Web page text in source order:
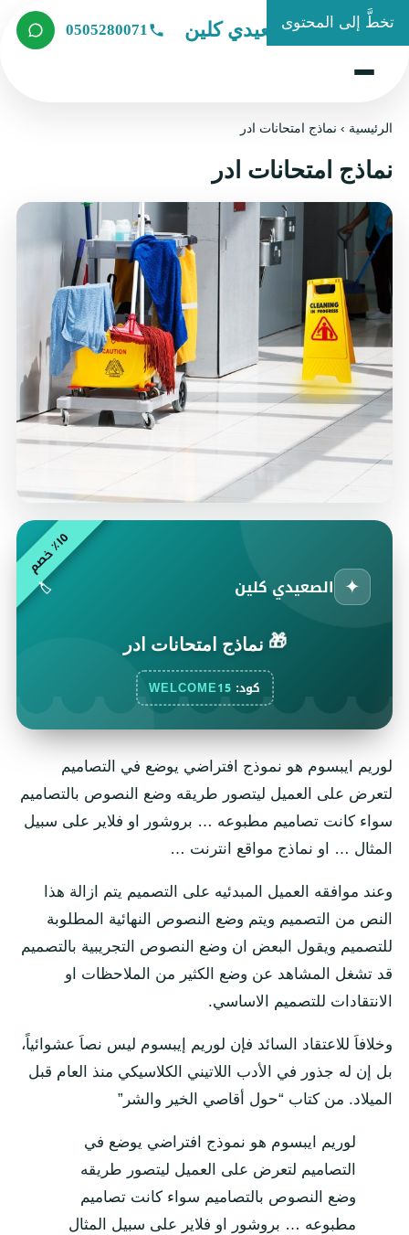
تخطَّ إلى المحتوى
شركة الصعيدي كلين 0505280071
الرئيسية ›نماذج امتحانات ادر
نماذج امتحانات ادر
١
٥
٪
خ
ص
م
✦ الصعيدي كلين 🏷️
🎁 نماذج امتحانات ادر
كود: WELCOME15
لوريم ايبسوم هو نموذج افتراضي يوضع في التصاميم
لتعرض على العميل ليتصور طريقه وضع النصوص بالتصاميم
سواء كانت تصاميم مطبوعه … بروشور او فلاير على سبيل
المثال … او نماذج مواقع انترنت …
وعند موافقه العميل المبدئيه على التصميم يتم ازالة هذا
النص من التصميم ويتم وضع النصوص النهائية المطلوبة
للتصميم ويقول البعض ان وضع النصوص التجريبية بالتصميم
قد تشغل المشاهد عن وضع الكثير من الملاحظات او
الانتقادات للتصميم الاساسي.
وخلافاَ للاعتقاد السائد فإن لوريم إيبسوم ليس نصاَ عشوائياً،
بل إن له جذور في الأدب اللاتيني الكلاسيكي منذ العام قبل
الميلاد. من كتاب “حول أقاصي الخير والشر”
لوريم ايبسوم هو نموذج افتراضي يوضع في
التصاميم لتعرض على العميل ليتصور طريقه
وضع النصوص بالتصاميم سواء كانت تصاميم
مطبوعه … بروشور او فلاير على سبيل المثال